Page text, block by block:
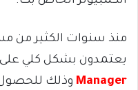
منذ سنوات الكثير من
يعتمدون بشكل كلي على
Manager وذلك للحصول